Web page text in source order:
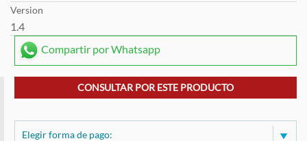
Version
1.4
Compartir por Whatsapp
CONSULTAR POR ESTE PRODUCTO
Elegir forma de pago: